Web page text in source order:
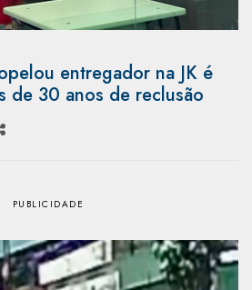
entregador na JK é
de 30 anos de reclusão